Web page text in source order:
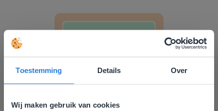
Toestemming Details Over
Wij maken gebruik van cookies
Les